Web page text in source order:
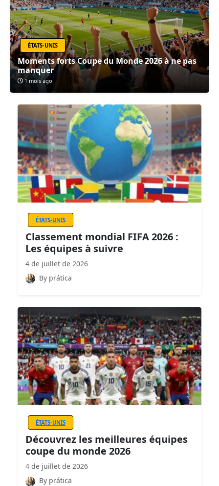
ÉTATS-UNIS
Moments forts Coupe du Monde 2026 à ne pas
manquer
1 mois ago
ÉTATS-UNIS
Classement mondial FIFA 2026 :
Les équipes à suivre
4 de juillet de 2026
By prática
ÉTATS-UNIS
Découvrez les meilleures équipes
coupe du monde 2026
4 de juillet de 2026
By prática